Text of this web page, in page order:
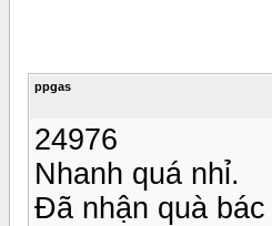
ppgas
24976
Nhanh quá nhỉ.
Đã nhận quà